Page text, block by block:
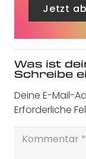
Jetzt
Was ist
Schreibe
Deine E-Mail-
Erforderliche